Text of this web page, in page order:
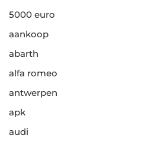
5000 euro
aankoop
abarth
alfa romeo
antwerpen
apk
audi